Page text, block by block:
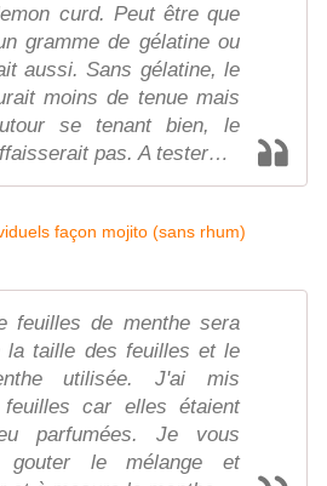
curd. Peut être que
gramme de gélatine ou
aussi. Sans gélatine, le
moins de tenue mais
se tenant bien, le
pas. A tester…
feuilles de menthe sera
la taille des feuilles et le
utilisée. J'ai mis
feuilles car elles étaient
parfumées. Je vous
gouter le mélange et